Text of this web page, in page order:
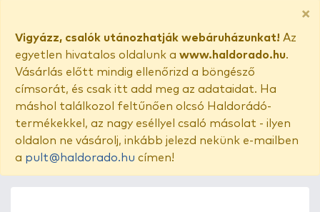
×
Vigyázz, csalók utánozhatják webáruházunkat! Az
egyetlen hivatalos oldalunk a www.haldorado.hu.
Vásárlás előtt mindig ellenőrizd a böngésző
címsorát, és csak itt add meg az adataidat. Ha
máshol találkozol feltűnően olcsó Haldorádó-
termékekkel, az nagy eséllyel csaló másolat - ilyen
oldalon ne vásárolj, inkább jelezd nekünk e-mailben
a pult@haldorado.hu címen!